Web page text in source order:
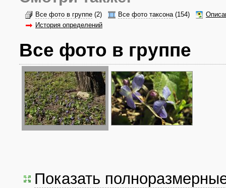
Все фото в группе (2) Все фото таксона(154)
История определений
Все фото в группе
Показать